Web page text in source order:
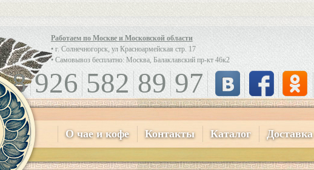
О чае и кофе Контакты Каталог Доставка
Работаем по Москве и Московской области
• г. Солнечногорск, ул Красноармейская стр. 17
• Самовывоз бесплатно: Москва, Балаклавский пр-кт 46к2
8 926 582 89 97